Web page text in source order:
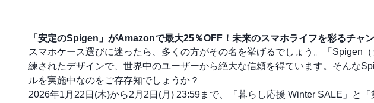
「安定のSpigen」がAmazonで最大25％OFF！未来のスマホライフを彩るチャン
スマホケース選びに迷ったら、多くの方がその名を挙げるでしょう。「Spigen
練されたデザインで、世界中のユーザーから絶大な信頼を得ています。そんな
ルを実施中なのをご存存知でしょうか？
2026年1月22日(木)から2月2日(月) 23:59まで、「暮らし応援 Winter SALE」と